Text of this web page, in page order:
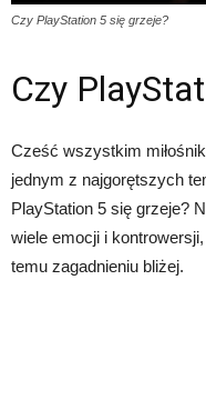
Czy PlayStation 5 się grzeje?
Czy
Cześć wszystkim
jednym z najgorętszych
PlayStation 5 się grzeje?
wiele emocji i
temu zagadnieniu bliżej.